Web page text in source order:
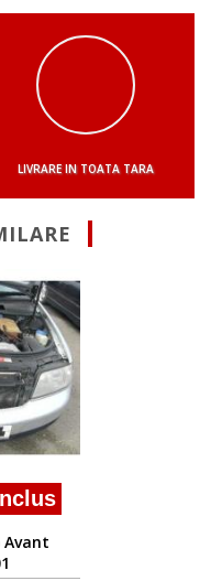
LIVRARE IN TOATA TARA
Suna pentru
debitmetru Audi A6
(4B, C5) 1997-2005/01